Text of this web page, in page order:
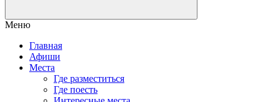
Меню
Главная
Афиши
Места
Где разместиться
Где поесть